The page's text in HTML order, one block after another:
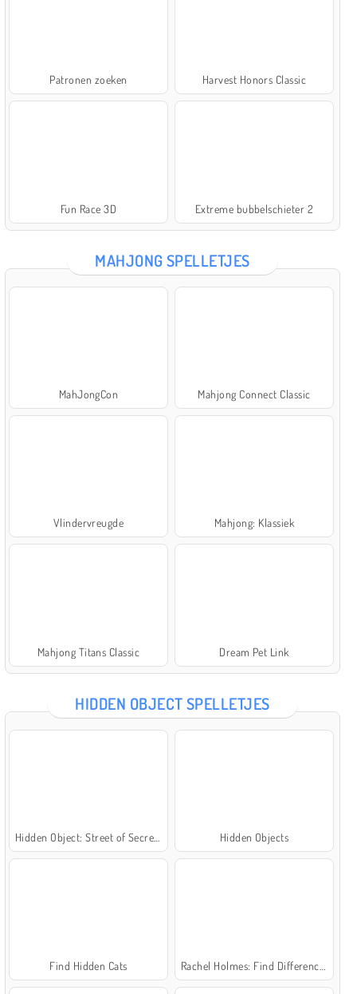
Patronen zoeken Harvest Honors Classic
Fun Race 3D Extreme bubbelschieter 2
MAHJONG SPELLETJES
MahJongCon Mahjong Connect Classic
Vlindervreugde Mahjong: Klassiek
Mahjong Titans Classic Dream Pet Link
HIDDEN OBJECT SPELLETJES
Hidden Objects
Find Hidden Cats